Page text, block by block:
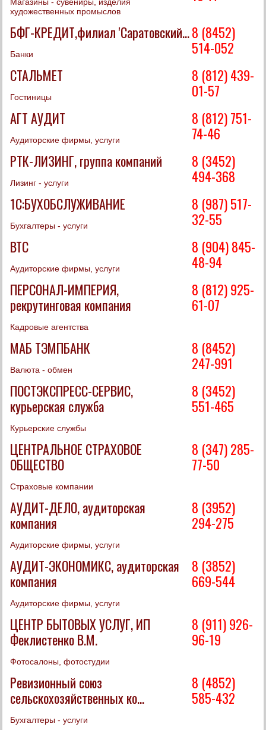
художественных промыслов
БФГ-КРЕДИТ,филиал 'Саратовский...
Банки
8 (8452)
514-052
СТАЛЬМЕТ
Гостиницы
8 (812) 439-
01-57
АГТ АУДИТ
Аудиторские фирмы, услуги
8 (812) 751-
74-46
РТК-ЛИЗИНГ, группа компаний
Лизинг - услуги
8 (3452)
494-368
1С:БУХОБСЛУЖИВАНИЕ
Бухгалтеры - услуги
8 (987) 517-
32-55
ВТС
Аудиторские фирмы, услуги
8 (904) 845-
48-94
ПЕРСОНАЛ-ИМПЕРИЯ,
рекрутинговая компания
Кадровые агентства
8 (812) 925-
61-07
МАБ ТЭМПБАНК
Валюта - обмен
8 (8452)
247-991
ПОСТЭКСПРЕСС-СЕРВИС,
курьерская служба
Курьерские службы
8 (3452)
551-465
ЦЕНТРАЛЬНОЕ СТРАХОВОЕ
ОБЩЕСТВО
Страховые компании
8 (347) 285-
77-50
АУДИТ-ДЕЛО, аудиторская
компания
Аудиторские фирмы, услуги
8 (3952)
294-275
АУДИТ-ЭКОНОМИКС, аудиторская
компания
Аудиторские фирмы, услуги
8 (3852)
669-544
ЦЕНТР БЫТОВЫХ УСЛУГ, ИП
Феклистенко В.М.
Фотосалоны, фотостудии
8 (911) 926-
96-19
Ревизионный союз
сельскохозяйственных ко...
Бухгалтеры - услуги
8 (4852)
585-432